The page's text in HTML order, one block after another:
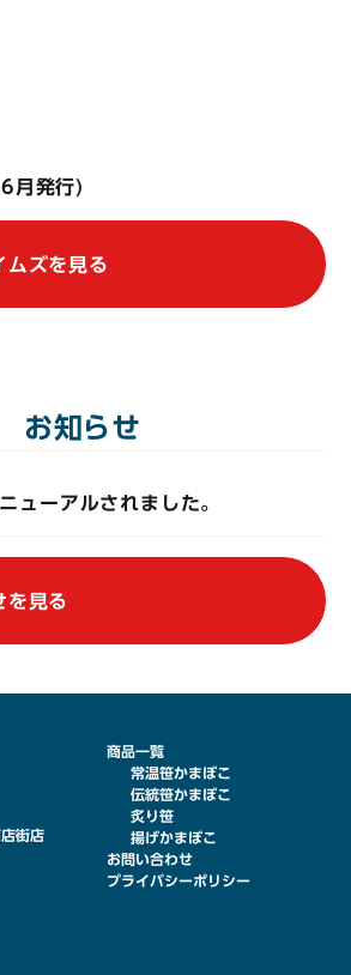
発行)
ズを見る
お知らせ
ューアルされました。
見る
街店
商品一覧
常温笹かまぼこ
伝統笹かまぼこ
炙り笹
揚げかまぼこ
お問い合わせ
プライバシーポリシー